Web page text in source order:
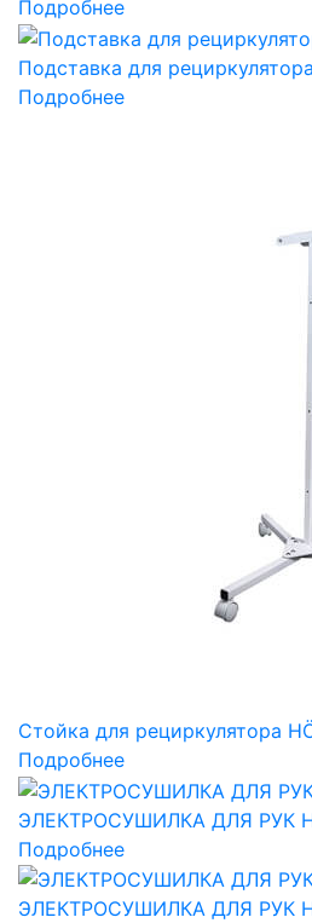
Подробнее
Подставка для
Подробнее
Стойка для рециркулятора
Подробнее
ЭЛЕКТРОСУШИЛКА ДЛЯ РУК
Подробнее
ЭЛЕКТРОСУШИЛКА ДЛЯ РУК